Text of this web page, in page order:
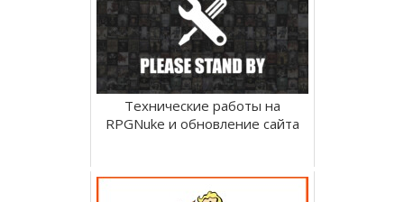
Технические работы на
RPGNuke и обновление сайта